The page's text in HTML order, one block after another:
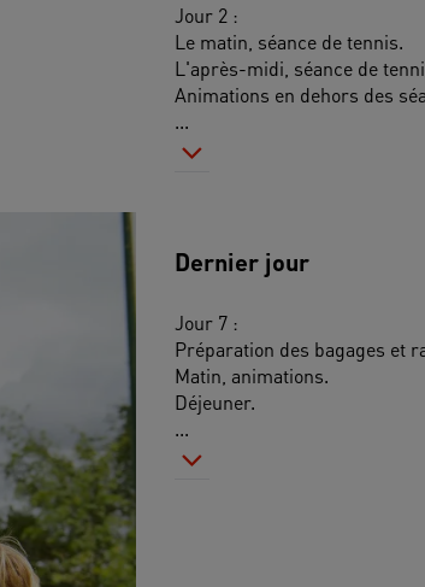
Jour 2 :
Le matin, séance de tennis.
L'après-midi, séance de
Animations en dehors des
...
Dernier jour
Jour 7 :
Préparation des bagages et
Matin, animations.
Déjeuner.
...